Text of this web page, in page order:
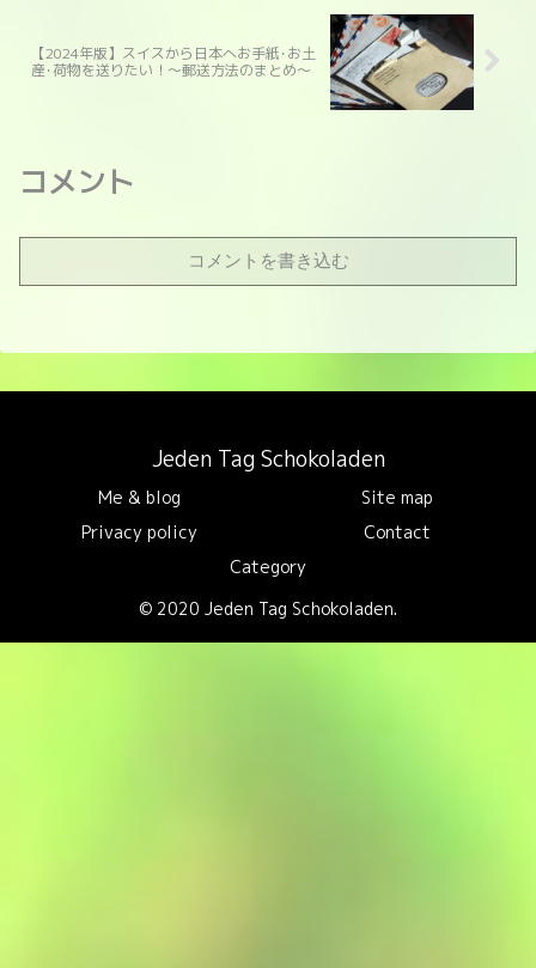
【2024年版】スイスから日本へお手紙･お土
産･荷物を送りたい！～郵送方法のまとめ～
コメント
コメントを書き込む
Jeden Tag Schokoladen
Me & blog
Site map
Privacy policy
Contact
Category
© 2020 Jeden Tag Schokoladen.